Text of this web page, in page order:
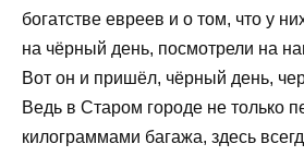
богатстве евреев и о том, что у
на чёрный день, посмотрели на
Вот он и пришёл, чёрный день,
Ведь в Старом городе не только
килограммами багажа, здесь